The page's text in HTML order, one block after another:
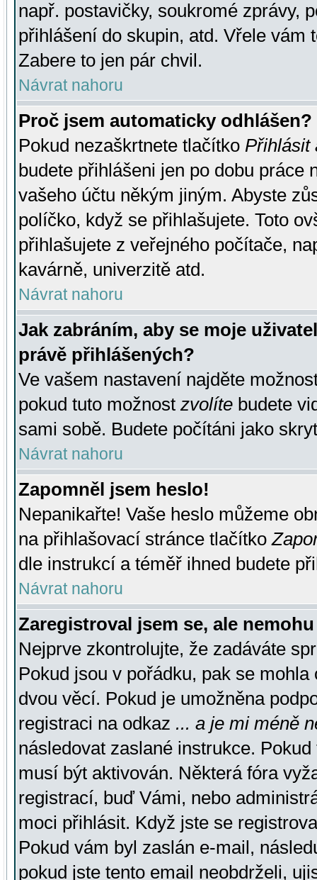
např. postavičky, soukromé zprávy,
přihlášení do skupin, atd. Vřele vám
Zabere to jen pár chvil.
Návrat nahoru
Proč jsem automaticky odhlášen?
Pokud nezaškrtnete tlačítko Přihlásit
budete přihlášeni jen po dobu práce
vašeho účtu někým jiným. Abyste
políčko, když se přihlašujete. Toto
přihlašujete z veřejného počítače,
kavárně, univerzitě atd.
Návrat nahoru
Jak zabráním, aby se moje
právě přihlášených?
Ve vašem nastavení najděte
pokud tuto možnost zvolíte budete
sami sobě. Budete počítáni jako
Návrat nahoru
Zapomněl jsem heslo!
Nepanikařte! Vaše heslo můžeme
na přihlašovací stránce tlačítko
dle instrukcí a téměř ihned budete
Návrat nahoru
Zaregistroval jsem se, ale
Nejprve zkontrolujte, že zadáváte
Pokud jsou v pořádku, pak se
dvou věcí. Pokud je umožněna
registraci na odkaz ... a je mi méně
následovat zaslané instrukce.
musí být aktivován. Některá fóra
registrací, buď Vámi, nebo
moci přihlásit. Když jste se
Pokud vám byl zaslán e-mail,
pokud jste tento email neobdrželi,